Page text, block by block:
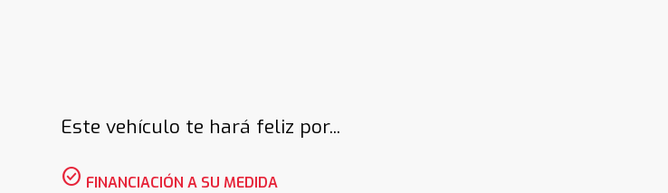
Este vehículo te hará feliz por...
check_circle FINANCIACIÓN A SU MEDIDA